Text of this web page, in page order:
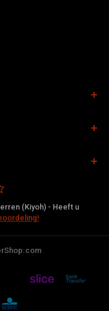
(Kiyoh) - Heeft u